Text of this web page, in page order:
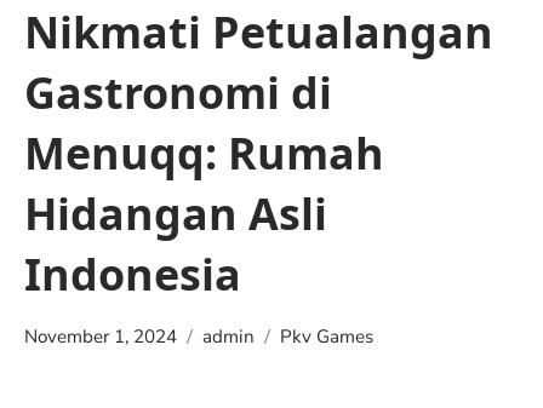
Nikmati Petualangan
Gastronomi di
Menuqq: Rumah
Hidangan Asli
Indonesia
November 1, 2024 admin Pkv Games